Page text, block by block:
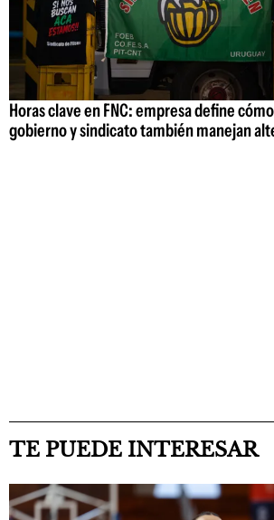
Horas clave en FNC: empresa define
gobierno y sindicato también manejan
TE PUEDE INTERESAR